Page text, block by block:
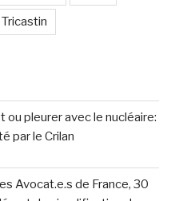
Tricastin
ou pleurer avec le nucléaire:
par le Crilan
Avocat.e.s de France, 30